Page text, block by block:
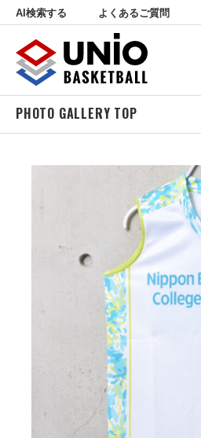
AI検索する よくあるご質問
PHOTO GALLERY TOP